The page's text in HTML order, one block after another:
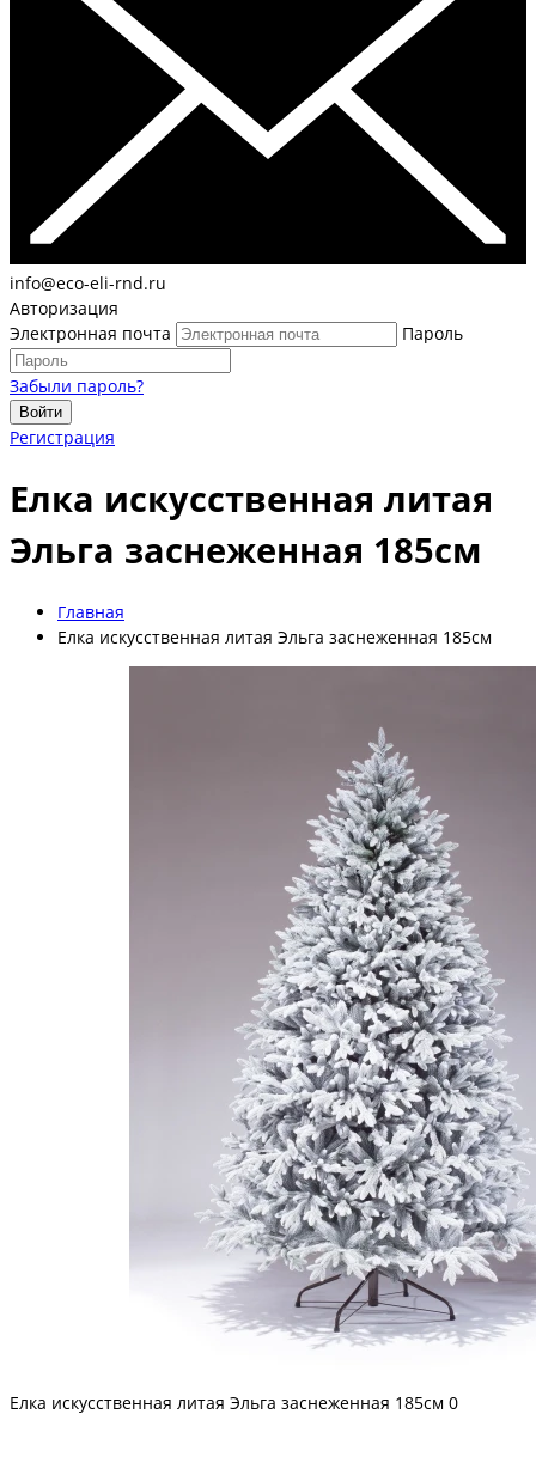
info@eco-eli-rnd.ru
Авторизация
Электронная почта
Пароль
Забыли пароль?
Войти
Регистрация
Елка искусственная литая
Эльга заснеженная 185см
Главная
Елка искусственная литая Эльга заснеженная 185см
Елка искусственная литая Эльга заснеженная 185см 0